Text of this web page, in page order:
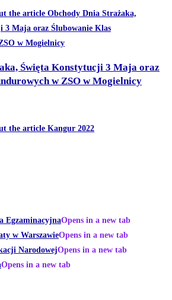
Święta Konstytucji 3 Maja oraz
w ZSO w Mogielnicy
EgzaminacyjnaOpens in a new tab
w WarszawieOpens in a new tab
NarodowejOpens in a new tab
Opens in a new tab